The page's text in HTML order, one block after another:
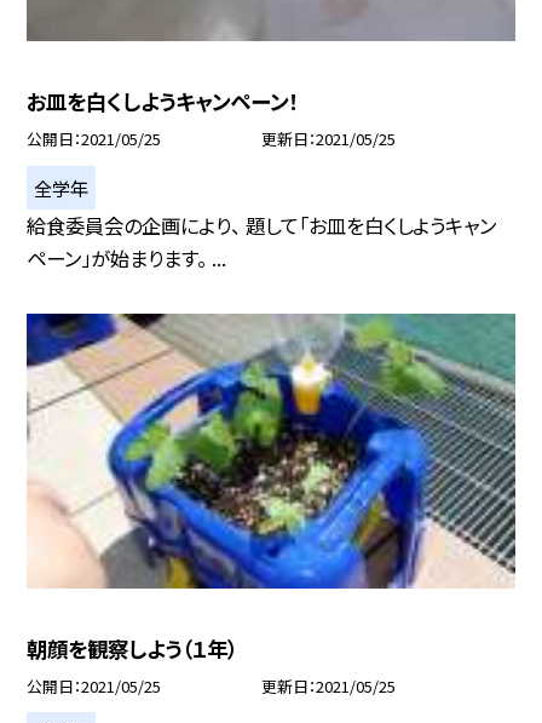
お皿を白くしようキャンペーン！
公開日 2021/05/25 更新日 2021/05/25
全学年
給食委員会の企画により、 題して「お皿を白くしようキャン
ペーン」が始まります。 ...
朝顔を観察しよう（１年）
公開日 2021/05/25 更新日 2021/05/25